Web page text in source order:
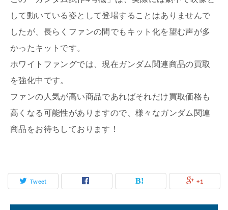
して動いている姿として登場することはありませんで
したが、長らくファンの間でもキット化を望む声が多
かったキットです。
ホワイトファングでは、現在ガンダム関連商品の買取
を強化中です。
ファンの人気が高い商品であればそれだけ買取価格も
高くなる可能性がありますので、様々なガンダム関連
商品をお待ちしております！
Tweet +1